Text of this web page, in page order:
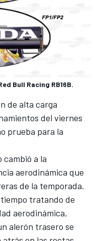
Bull Racing RB16B.
de alta carga
del viernes
prueba para la
cambió a la
aerodinámica que
de la temporada.
tratando de
aerodinámica,
alerón trasero se